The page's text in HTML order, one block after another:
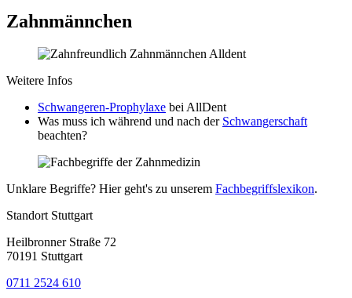
Zahnmännchen
Weitere Infos
Schwangeren-Prophylaxe bei AllDent
Was muss ich während und nach der Schwangerschaft
beachten?
Unklare Begriffe? Hier geht's zu unserem Fachbegriffslexikon.
Standort Stuttgart
Heilbronner Straße 72
70191 Stuttgart
0711 2524 610